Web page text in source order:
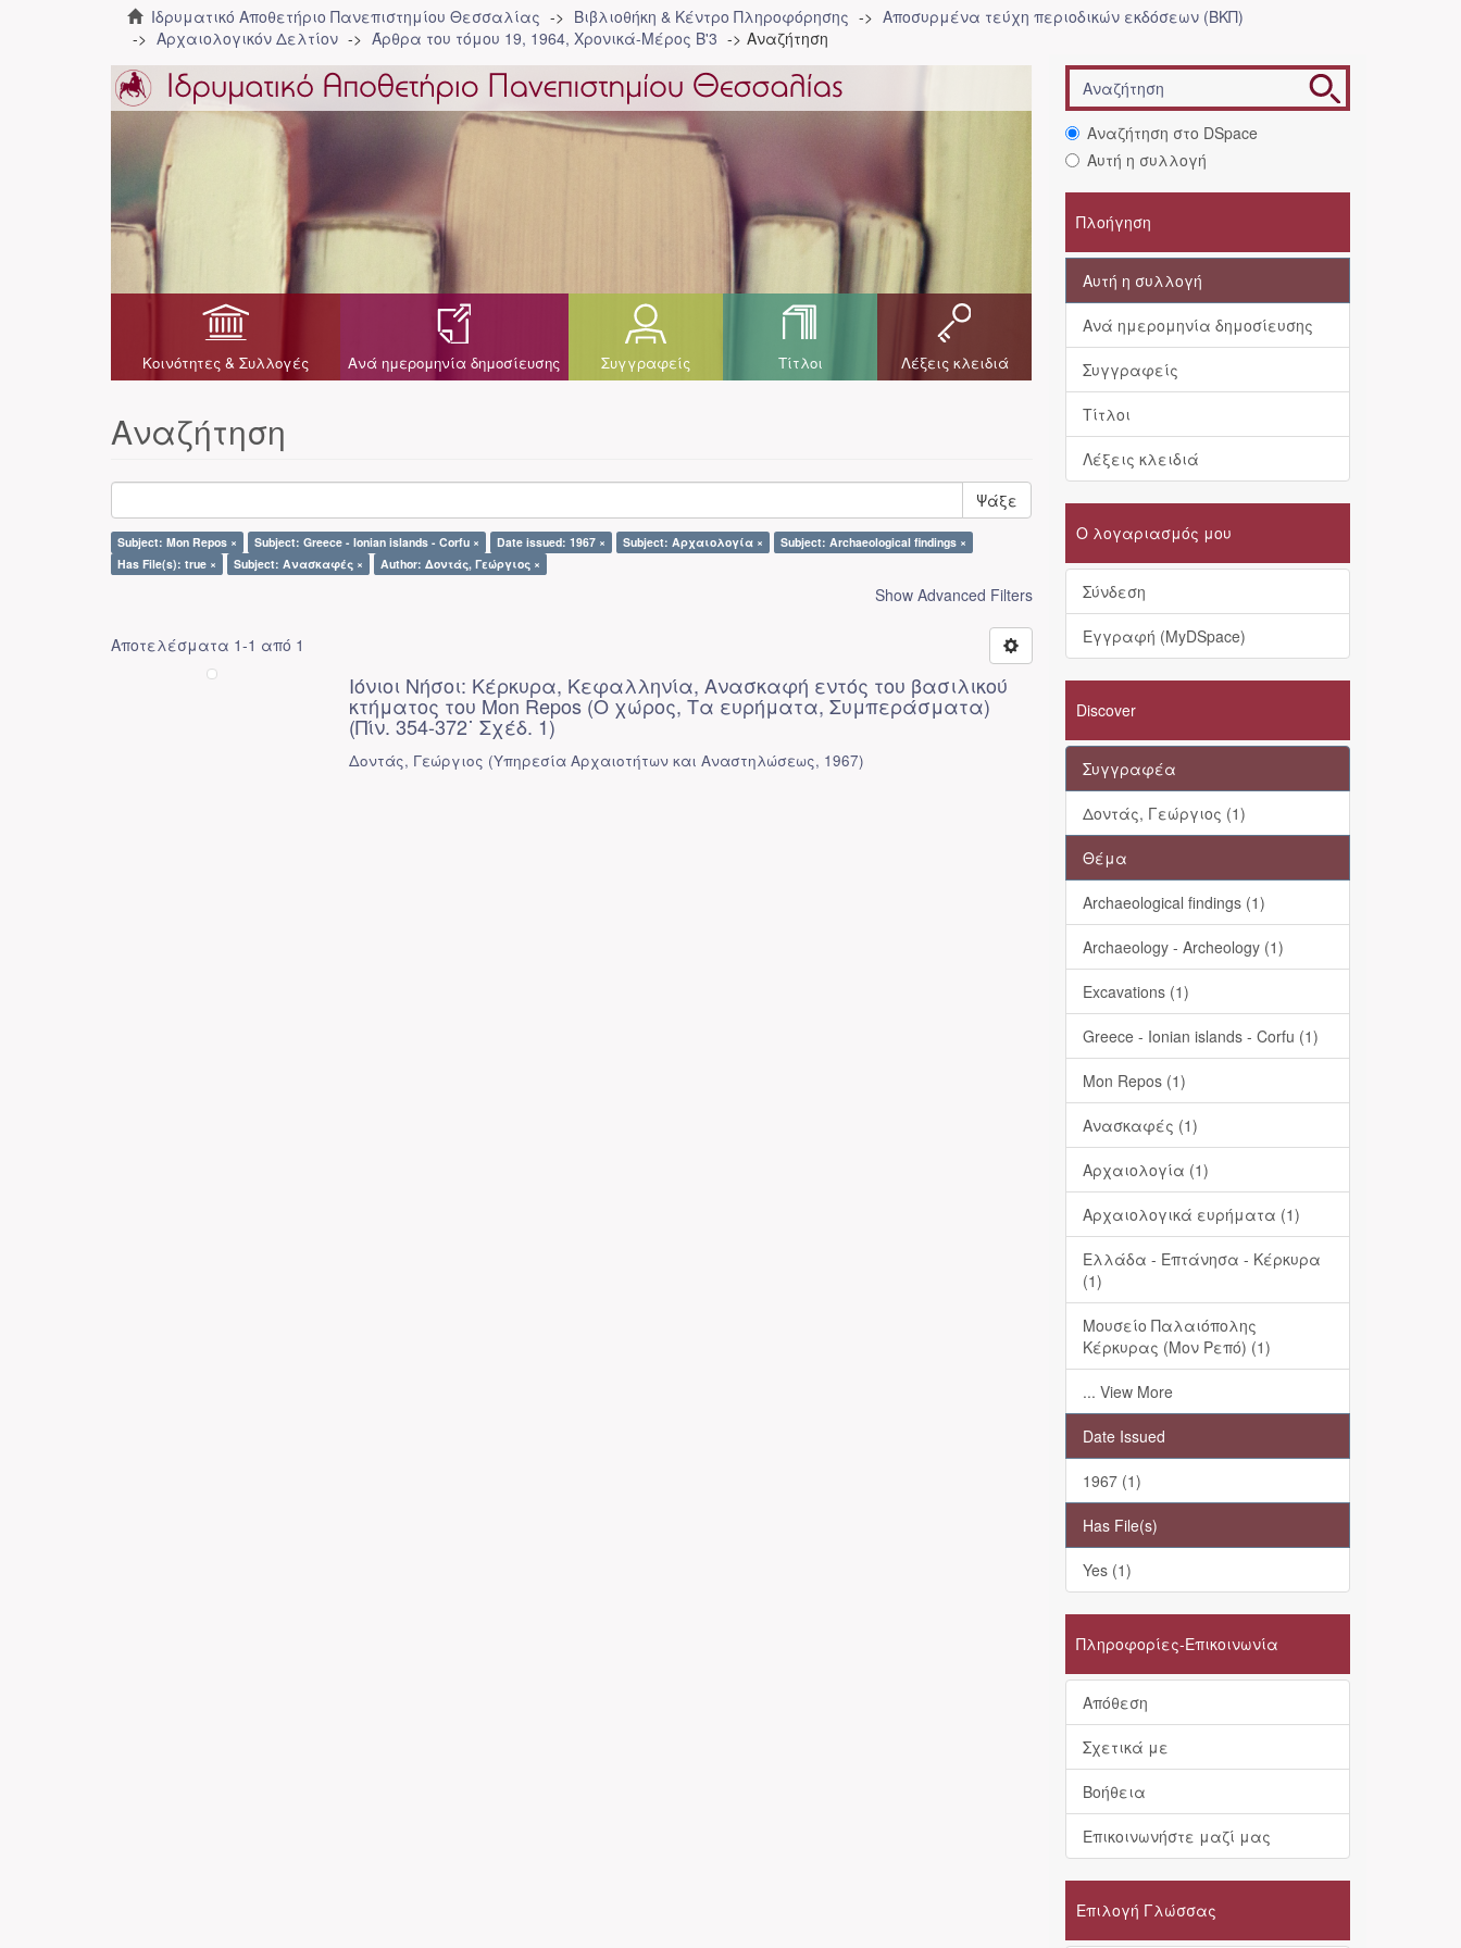
Ιδρυματικό Αποθετήριο Πανεπιστημίου Θεσσαλίας Βιβλιοθήκη & Κέντρο Πληροφόρησης
Αποσυρμένα τεύχη περιοδικών εκδόσεων (ΒΚΠ)
Αρχαιολογικόν Δελτίον
Άρθρα του τόμου 19, 1964, Χρονικά-Μέρος Β'3 Αναζήτηση
Κοινότητες & Συλλογές Ανά ημερομηνία δημοσίευσης Συγγραφείς Τίτλοι Λέξεις κλειδιά
Αναζήτηση
Ψάξε
Subject: Mon Repos × Subject: Greece - Ionian islands - Corfu × Date issued: 1967 × Subject: Αρχαιολογία ×
Subject: Archaeological findings ×
Has File(s): true ×
Subject: Ανασκαφές × Author: Δοντάς, Γεώργιος ×
Show Advanced Filters
Αποτελέσματα 1-1 από 1
Ιόνιοι Νήσοι: Κέρκυρα, Κεφαλληνία, Ανασκαφή εντός του βασιλικού
κτήματος του Mon Repos (Ο χώρος, Τα ευρήματα, Συμπεράσματα)
(Πίν. 354-372˙ Σχέδ. 1)
Δοντάς, Γεώργιος (Υπηρεσία Αρχαιοτήτων και Αναστηλώσεως, 1967)
Αναζήτηση στο DSpace
Αυτή η συλλογή
Πλοήγηση
Αυτή η συλλογή
Ανά ημερομηνία δημοσίευσης
Συγγραφείς
Τίτλοι
Λέξεις κλειδιά
Ο λογαριασμός μου
Σύνδεση
Εγγραφή (MyDSpace)
Discover
Συγγραφέα
Δοντάς, Γεώργιος (1)
Θέμα
Archaeological findings (1)
Archaeology - Archeology (1)
Excavations (1)
Greece - Ionian islands - Corfu (1)
Mon Repos (1)
Ανασκαφές (1)
Αρχαιολογία (1)
Αρχαιολογικά ευρήματα (1)
Ελλάδα - Επτάνησα - Κέρκυρα
(1)
Μουσείο Παλαιόπολης
Κέρκυρας (Μον Ρεπό) (1)
... View More
Date Issued
1967 (1)
Has File(s)
Yes (1)
Πληροφορίες-Επικοινωνία
Απόθεση
Σχετικά με
Βοήθεια
Επικοινωνήστε μαζί μας
Επιλογή Γλώσσας